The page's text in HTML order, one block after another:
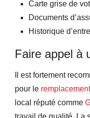
Carte grise de
Documents
Historique
Faire appel à
Il est fortement
pour le
local réputé comme